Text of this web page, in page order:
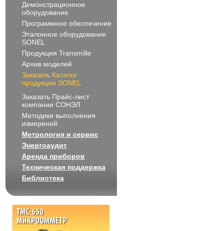
Демонстрационное
оборудование
Программное обеспечение
Эталонное оборудование
SONEL
Продукция Transmille
Архив моделей
Заказать Каталог
продукции SONEL
Заказать Прайс-лист
компании СОНЭЛ
Методики выполнения
измерений
Метрология и сервис
Энергоаудит
Аренда приборов
Техническая поддержка
Библиотека